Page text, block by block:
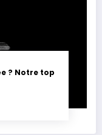
? Notre top